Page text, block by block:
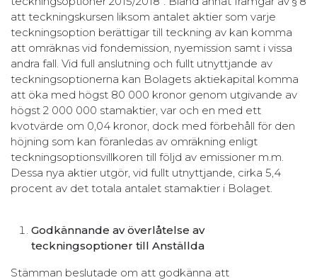
att teckningskursen liksom antalet aktier som varje
teckningsoption berättigar till teckning av kan komma
att omräknas vid fondemission, nyemission samt i vissa
andra fall. Vid full anslutning och fullt utnyttjande av
teckningsoptionerna kan Bolagets aktiekapital komma
att öka med högst 80 000 kronor genom utgivande av
högst 2 000 000 stamaktier, var och en med ett
kvotvärde om 0,04 kronor, dock med förbehåll för den
höjning som kan föranledas av omräkning enligt
teckningsoptionsvillkoren till följd av emissioner m.m.
Dessa nya aktier utgör, vid fullt utnyttjande, cirka 5,4
procent av det totala antalet stamaktier i Bolaget.
Godkännande av överlåtelse av
teckningsoptioner till Anställda
Stämman beslutade om att godkänna att